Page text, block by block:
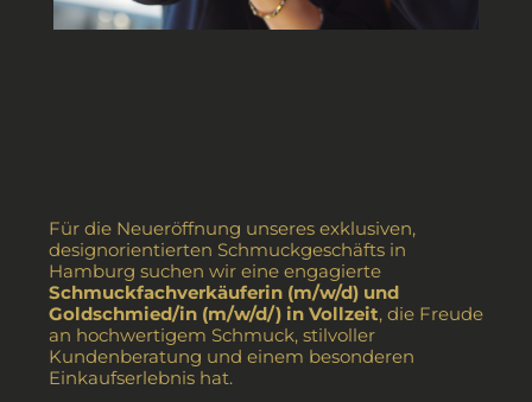
Für die Neueröffnung unseres exklusiven,
designorientierten Schmuckgeschäfts in
Hamburg suchen wir eine engagierte
Schmuckfachverkäuferin (m/w/d) und
Goldschmied/in (m/w/d/) in Vollzeit, die Freude
an hochwertigem Schmuck, stilvoller
Kundenberatung und einem besonderen
Einkaufserlebnis hat.